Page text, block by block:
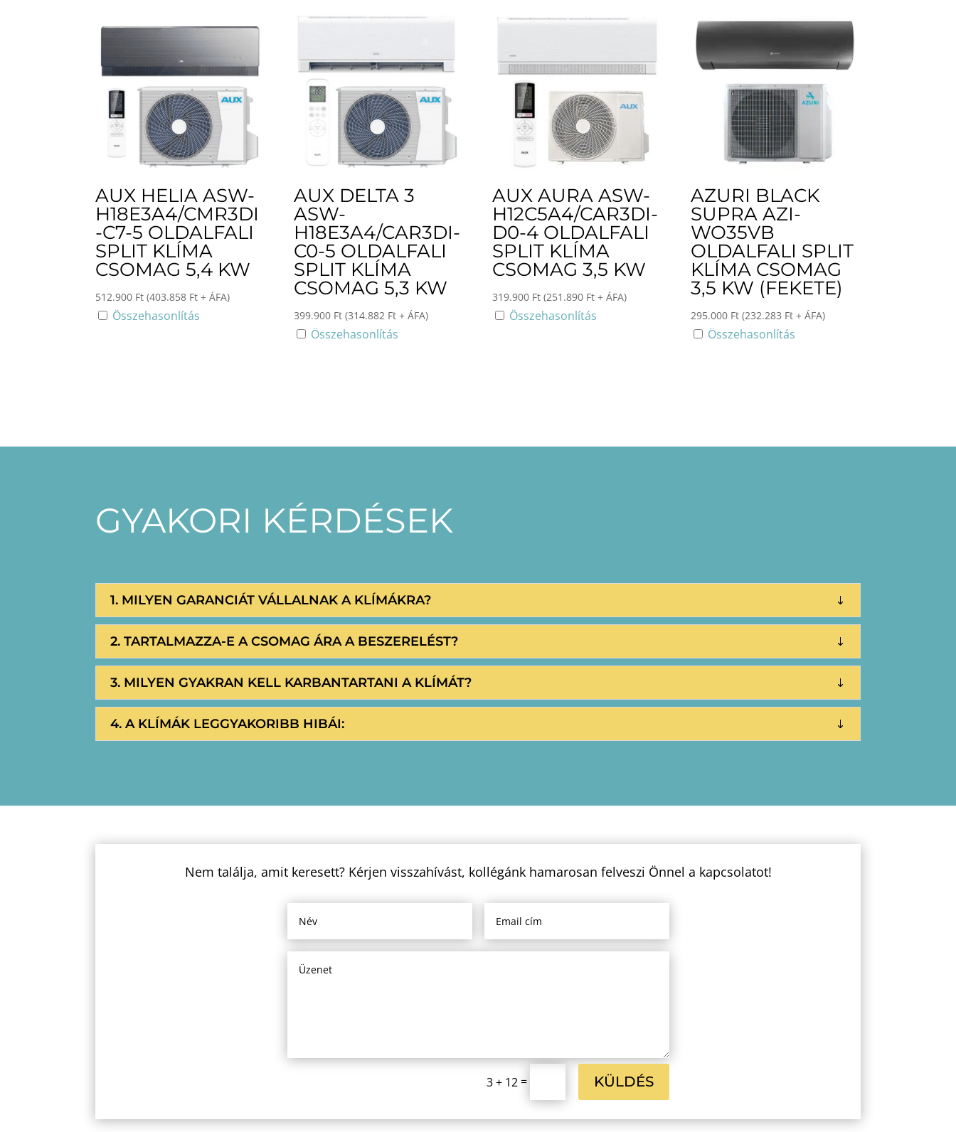
AUX HELIA ASW-
H18E3A4/CMR3DI
-C7-5 OLDALFALI
SPLIT KLÍMA
CSOMAG 5,4 KW
512.900 Ft (403.858 Ft + ÁFA)
Összehasonlítás
AUX DELTA 3
ASW-
H18E3A4/CAR3DI-
C0-5 OLDALFALI
SPLIT KLÍMA
CSOMAG 5,3 KW
399.900 Ft (314.882 Ft + ÁFA)
Összehasonlítás
AUX AURA ASW-
H12C5A4/CAR3DI-
D0-4 OLDALFALI
SPLIT KLÍMA
CSOMAG 3,5 KW
319.900 Ft (251.890 Ft + ÁFA)
Összehasonlítás
AZURI BLACK
SUPRA AZI-
WO35VB
OLDALFALI SPLIT
KLÍMA CSOMAG
3,5 KW (FEKETE)
295.000 Ft (232.283 Ft + ÁFA)
Összehasonlítás
GYAKORI KÉRDÉSEK
1. MILYEN GARANCIÁT VÁLLALNAK A KLÍMÁKRA?
2. TARTALMAZZA-E A CSOMAG ÁRA A BESZERELÉST?
3. MILYEN GYAKRAN KELL KARBANTARTANI A KLÍMÁT?
4. A KLÍMÁK LEGGYAKORIBB HIBÁI:
Nem találja, amit keresett? Kérjen visszahívást, kollégánk hamarosan felveszi Önnel a kapcsolatot!
3 + 12= KÜLDÉS